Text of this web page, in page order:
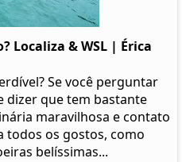
Localiza & WSL | Érica
Se você perguntar
dizer que tem bastante
maravilhosa e contato
todos os gostos, como
belíssimas...